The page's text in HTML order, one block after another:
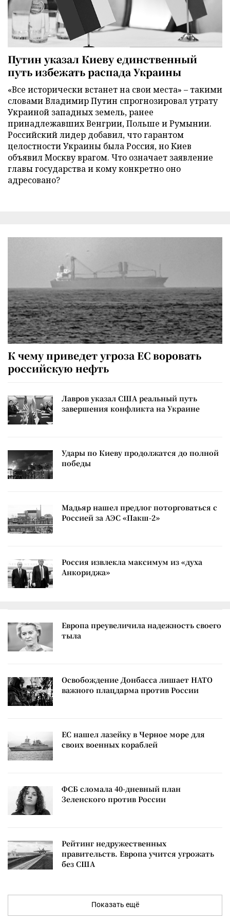
Путин указал Киеву единственный
путь избежать распада Украины
«Все исторически встанет на свои места» – такими
словами Владимир Путин спрогнозировал утрату
Украиной западных земель, ранее
принадлежавших Венгрии, Польше и Румынии.
Российский лидер добавил, что гарантом
целостности Украины была Россия, но Киев
объявил Москву врагом. Что означает заявление
главы государства и кому конкретно оно
адресовано?
К чему приведет угроза ЕС воровать
российскую нефть
Лавров указал США реальный путь
завершения конфликта на Украине
Удары по Киеву продолжатся до полной
победы
Мадьяр нашел предлог поторговаться с
Россией за АЭС «Пакш-2»
Россия извлекла максимум из «духа
Анкориджа»
Европа преувеличила надежность своего
тыла
Освобождение Донбасса лишает НАТО
важного плацдарма против России
ЕС нашел лазейку в Черное море для
своих военных кораблей
ФСБ сломала 40-дневный план
Зеленского против России
Рейтинг недружественных
правительств. Европа учится угрожать
без США
Показать ещё